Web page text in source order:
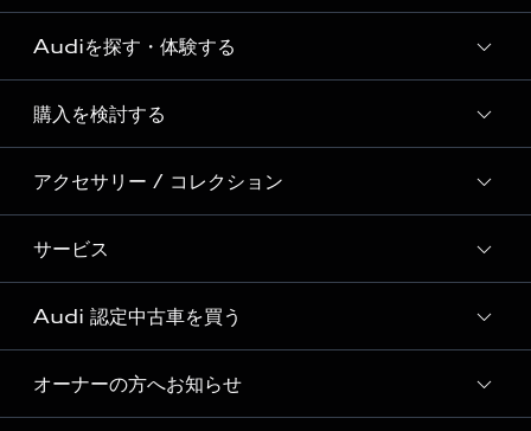
Audi ブランド
Story of Progress
Audi Sport
Formula 1®
デジタルサービス
Audiを探す・体験する
ディーラー検索
新車在庫検索
試乗車・展示車検索
見積り依頼
試乗予約
購入を検討する
モデル一覧
特別仕様モデル / 限定モデル
e-tronラインアップ
価格シミュレーション
車両比較
アクセサリー / コレクション
純正アクセサリー
オンラインショップ
Audi collection
アウディナビアプリ
サービス
サービス入庫予約
サービスプログラム
メンテナンス
Audi 認定中古車を買う
Audi認定中古車
オーナーの方へお知らせ